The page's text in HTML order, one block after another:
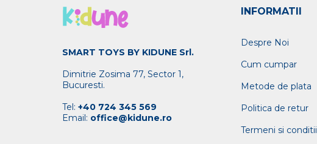
SMART TOYS BY KIDUNE Srl.
Dimitrie Zosima 77, Sector 1,
Bucuresti.
Tel: +40 724 345 569
Email: office@kidune.ro
INFORMATII
Despre Noi
Cum cumpar
Metode de plata
Politica de retur
Termeni si conditii